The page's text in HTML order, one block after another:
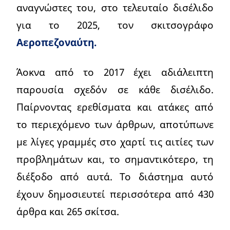
αναγνώστες του, στο τελευταίο δισέλιδο
για το 2025, τον σκιτσογράφο
Αεροπεζοναύτη.
Άοκνα από το 2017 έχει αδιάλειπτη
παρουσία σχεδόν σε κάθε δισέλιδο.
Παίρνοντας ερεθίσματα και ατάκες από
το περιεχόμενο των άρθρων, αποτύπωνε
με λίγες γραμμές στο χαρτί τις αιτίες των
προβλημάτων και, το σημαντικότερο, τη
διέξοδο από αυτά. Το διάστημα αυτό
έχουν δημοσιευτεί περισσότερα από 430
άρθρα και 265 σκίτσα.